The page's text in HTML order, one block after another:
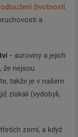
životnosti
a
- suroviny a jejich
že nejsou
takže je v našem
získali (vydobyli,
zemí, a když